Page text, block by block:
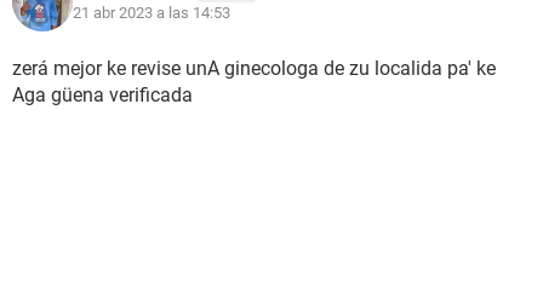
21 abr 2023 a las 14:53
zerá mejor ke revise unA ginecologa de zu localida pa' ke
Aga güena verificada